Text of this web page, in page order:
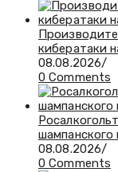
кибератаки
08.08.2026/
0 Comments
шампанского
08.08.2026/
0 Comments